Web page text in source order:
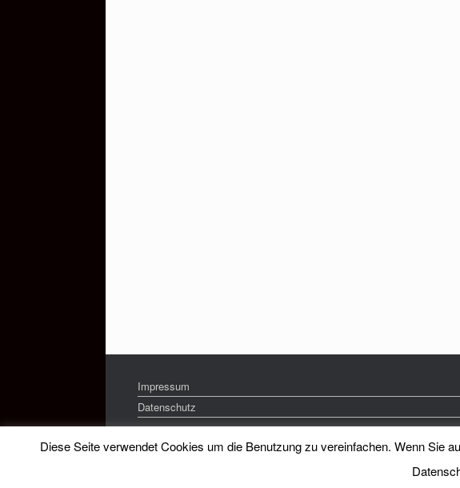
Impressum
Datenschutz
Heimatkreis
Diese Seite verwendet Cookies um die Benutzung zu vereinfachen. Wenn Sie